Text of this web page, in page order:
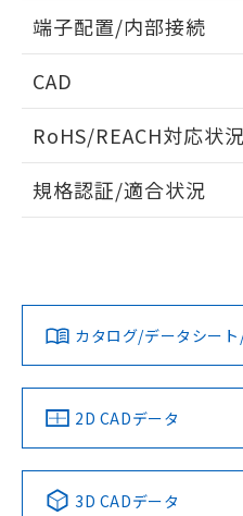
外形図
取りつけ穴加工図
端子配置/内部接続
端子配置/内部接続
CAD
ドすることができます。
ログイ
ダウンロードデータをご利用
みください。
ソフトウェアの使用条件
RoHS/REACH対応状況
EU RoHS 注意事項・凡
対応済み
中国 RoHS 注意事項・凡
規格認証/適合状況
カタログ/データシー
2D CADデータ
3D CADデータ
り、2022年1月12日
す。